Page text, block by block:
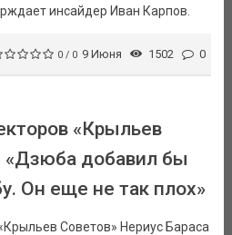
инсайдер Иван Карпов.
0 / 0 9 Июня 1502 0
«Крыльев
«Дзюба добавил бы
Он еще не так плох»
Советов» Нериус Бараса